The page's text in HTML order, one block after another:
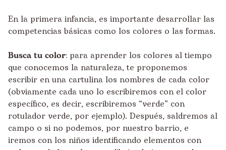
En la primera infancia, es importante desarrollar las
competencias básicas como los colores o las formas.
Busca tu color: para aprender los colores al tiempo
que conocemos la naturaleza, te proponemos
escribir en una cartulina los nombres de cada color
(obviamente cada uno lo escribiremos con el color
específico, es decir, escribiremos “verde” con
rotulador verde, por ejemplo). Después, saldremos al
campo o si no podemos, por nuestro barrio, e
iremos con los niños identificando elementos con